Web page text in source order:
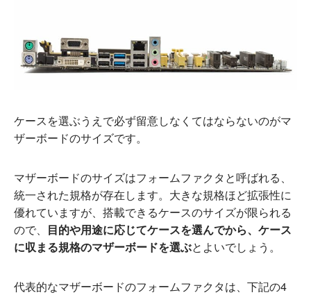
ケースを選ぶうえで必ず留意しなくてはならないのがマ
ザーボードのサイズです。
マザーボードのサイズはフォームファクタと呼ばれる、
統一された規格が存在します。大きな規格ほど拡張性に
優れていますが、搭載できるケースのサイズが限られる
ので、 目的や用途に応じてケースを選んでから、ケース
に収まる規格のマザーボードを選ぶとよいでしょう。
代表的なマザーボードのフォームファクタは、下記の4